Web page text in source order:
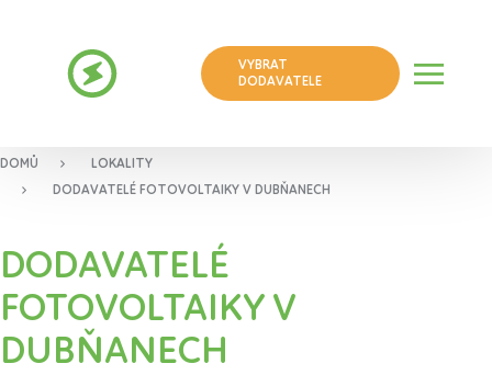
VYBRAT
DODAVATELE
DOMŮ
LOKALITY
DODAVATELÉ FOTOVOLTAIKY V DUBŇANECH
DODAVATELÉ
FOTOVOLTAIKY V
DUBŇANECH